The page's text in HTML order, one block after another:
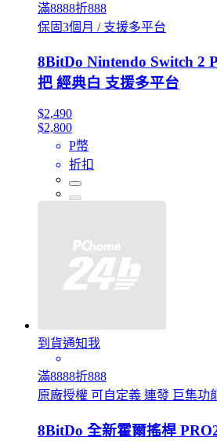
滿8888折888
保固3個月 / 支援多平台
8BitDo Nintendo Switch 2
把 經典白 支援多平台
$2,490
$2,800
P幣
折扣
到貨通知我
滿8888折888
原廠授權 可自定義 連發 巨集功
8BitDo 全新霍爾搖桿